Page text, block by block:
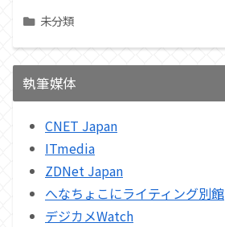
未分類
執筆媒体
CNET Japan
ITmedia
ZDNet Japan
へなちょこにライティング別館
デジカメWatch